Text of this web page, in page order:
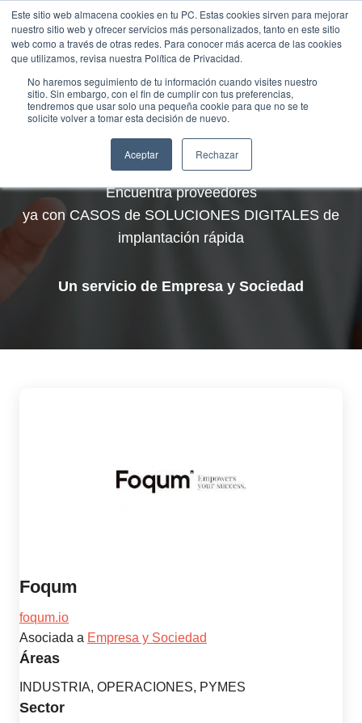
Este sitio web almacena cookies en tu PC. Estas cookies sirven para mejorar
nuestro sitio web y ofrecer servicios más personalizados, tanto en este sitio
web como a través de otras redes. Para conocer más acerca de las cookies
que utilizamos, revisa nuestra Política de Privacidad.
No haremos seguimiento de tu información cuando visites nuestro
sitio. Sin embargo, con el fin de cumplir con tus preferencias,
tendremos que usar solo una pequeña cookie para que no se te
solicite volver a tomar esta decisión de nuevo.
Aceptar Rechazar
Saltar
contenido
MARKETPLACE B
Encuentra proveedores
ya con CASOS de SOLUCIONES DIGITALES de
implantación rápida
Un servicio de Empresa y Sociedad
Foqum
foqum.io
Asociada a Empresa y Sociedad
Áreas
INDUSTRIA, OPERACIONES, PYMES
Sector
Traducir »